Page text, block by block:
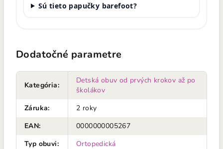
Sú tieto papučky barefoot?
Dodatočné parametre
Kategória:
Detská obuv od prvých krokov až po
školákov
Záruka:
2 roky
EAN:
0000000005267
Typ obuvi:
Ortopedická